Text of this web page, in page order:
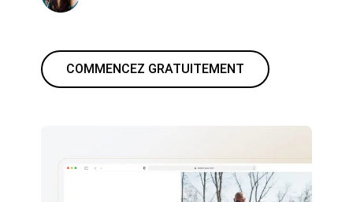
COMMENCEZ GRATUITEMENT